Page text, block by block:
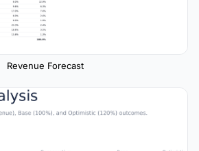
Revenue Forecast